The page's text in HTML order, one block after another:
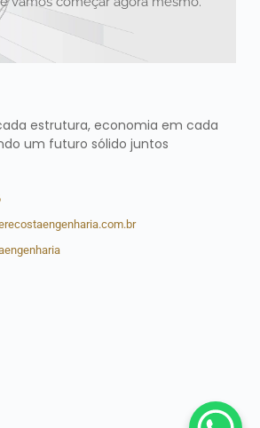
estrutura, economia em cada
um futuro sólido juntos